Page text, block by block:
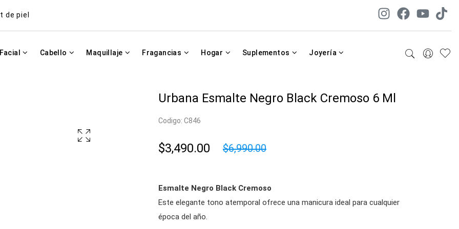
de piel
Cabello Maquillaje Fragancias Hogar Suplementos Joyería
Urbana Esmalte Negro Black Cremoso 6 Ml
Codigo: C846
$3,490.00 $6,990.00
Esmalte Negro Black Cremoso
Este elegante tono atemporal ofrece una manicura ideal para cualquier
época del año.